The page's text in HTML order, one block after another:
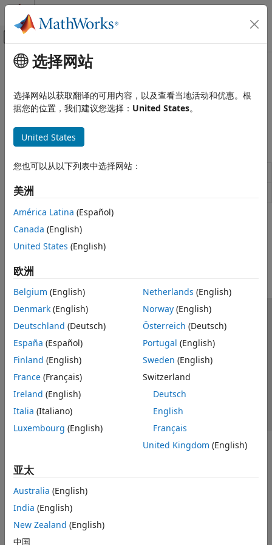
跳到内容
画布外导航菜单切换
文档主页
数据导入和分析
数据导入和导出
标准文件格式
类别
HDF5 文件
HDF4 文件
FITS 文件
主要内容
波段交错文件
波段交错数据
函数
multibandread 从二进制文件读取波段交错文件
multibandwrite
选择网站
选择网站以获取翻译的可用内容，以及查看当地活动和优惠。根
据您的位置，我们建议您选择： United States。
United States
您也可以从以下列表中选择网站：
美洲
América Latina (Español)
Canada (English)
United States (English)
欧洲
Belgium (English)
Denmark (English)
Deutschland (Deutsch)
España (Español)
Finland (English)
France (Français)
Ireland (English)
Italia (Italiano)
Luxembourg (English)
Netherlands (English)
Norway(English)
Österreich (Deutsch)
Portugal (English)
Sweden (English)
Switzerland
Deutsch
English
Français
United Kingdom (English)
亚太
Australia (English)
India (English)
New Zealand (English)
中国
信任中心 商标 隐私政策 防盗版
应用程序状态
联系我们
© 1994-2026 The MathWorks, Inc.